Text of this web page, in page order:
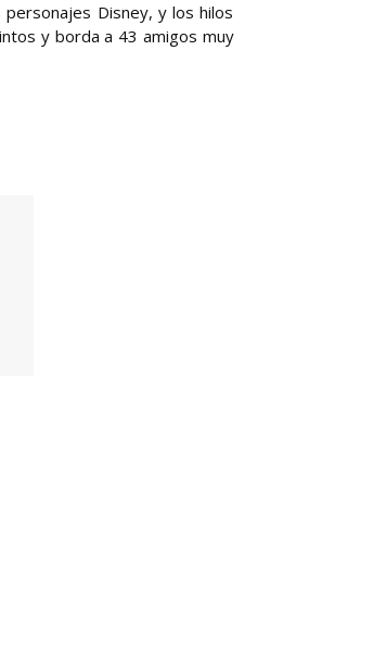
Disney, y los hilos
y borda a 43 amigos muy